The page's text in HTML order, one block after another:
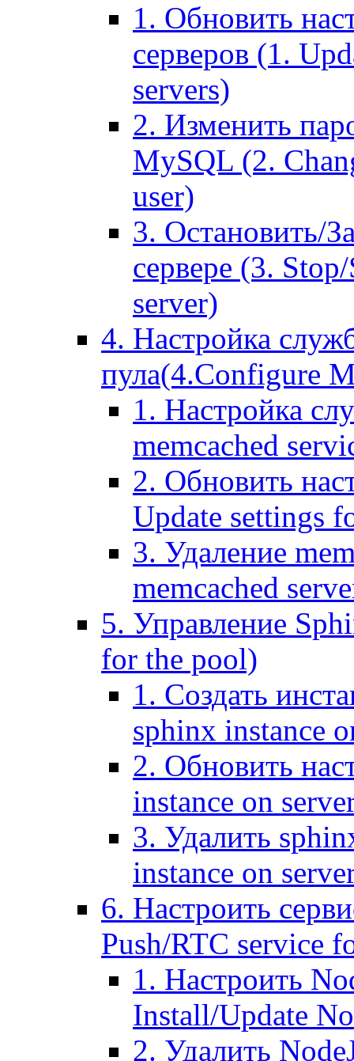
1. Обновить
серверов (1.
servers)
2. Изменить
MySQL (2.
user)
3. Остановить/
сервере (3.
server)
4. Настройка
пула(4.Configure
1. Настройка
memcached
2. Обновить
Update settings
3. Удаление
memcached
5. Управление
for the pool)
1. Создать
sphinx instance
2. Обновить
instance on
3. Удалить
instance on
6. Настроить
Push/RTC service
1. Настроить
Install/Update
2. Удалить